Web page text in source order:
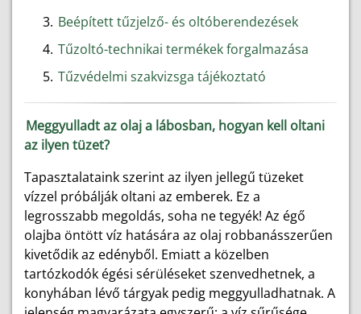
Beépített tűzjelző- és oltóberendezések
Tűzoltó-technikai termékek forgalmazása
Tűzvédelmi szakvizsga tájékoztató
Meggyulladt az olaj a lábosban, hogyan kell oltani
az ilyen tüzet?
Tapasztalataink szerint az ilyen jellegű tüzeket
vízzel próbálják oltani az emberek. Ez a
legrosszabb megoldás, soha ne tegyék! Az égő
olajba öntött víz hatására az olaj robbanásszerűen
kivetődik az edényből. Emiatt a közelben
tartózkodók égési sérüléseket szenvedhetnek, a
konyhában lévő tárgyak pedig meggyulladhatnak. A